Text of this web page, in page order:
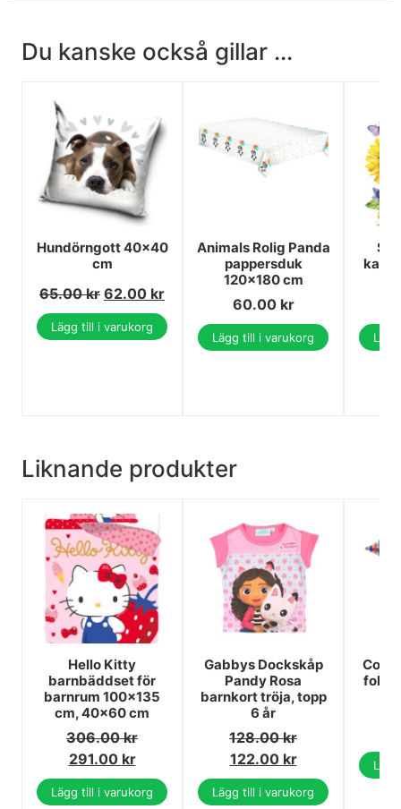
Du kanske också gillar ...
Hundörngott 40x40
cm
65.00kr 62.00 kr
Lägg till i varukorg
Animals Rolig Panda
pappersduk
120x180 cm
60.00 kr
Lägg till i varukorg
Liknande produkter
Hello Kitty
barnbäddset för
barnrum 100×135
cm, 40×60 cm
306.00kr
291.00 kr
Lägg till i varukorg
Gabbys Dockskåp
Pandy Rosa
barnkort tröja, topp
6 år
128.00kr
122.00 kr
Lägg till i varukorg